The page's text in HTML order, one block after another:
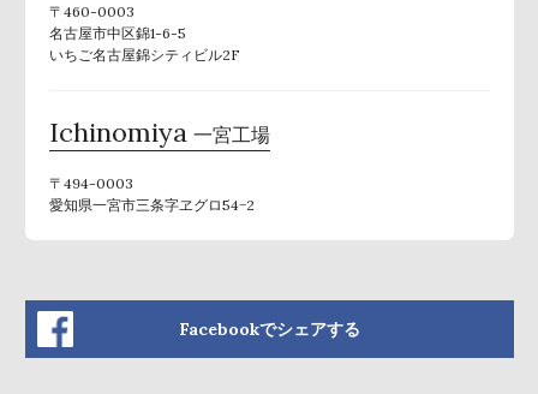
〒460-0003
名古屋市中区錦1-6-5
いちご名古屋錦シティビル2F
Ichinomiya 一宮工場
〒494-0003
愛知県一宮市三条字ヱグロ54−2
Facebookでシェアする